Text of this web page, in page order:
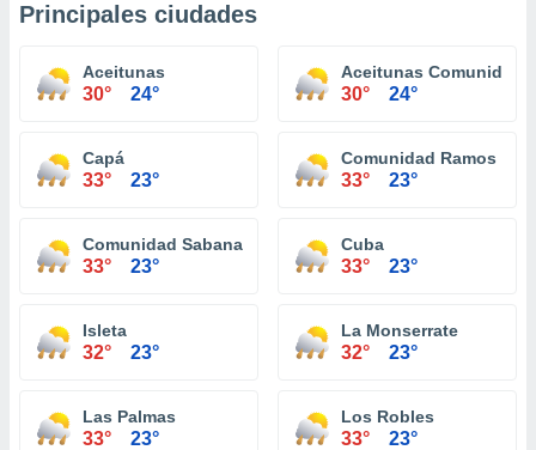
Principales ciudades
Aceitunas
30° 24°
Aceitunas Comunidad
30° 24°
Capá
33° 23°
Comunidad Ramos
33° 23°
Comunidad Sabana
33° 23°
Cuba
33° 23°
Isleta
32° 23°
La Monserrate
32° 23°
Las Palmas
33° 23°
Los Robles
33° 23°